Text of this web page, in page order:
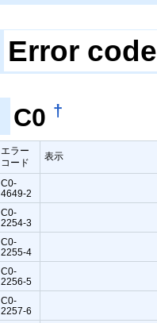
Error code
C0 †
エラー
コード
表示
C0-
4649-2
C0-
2254-3
C0-
2255-4
C0-
2256-5
C0-
2257-6